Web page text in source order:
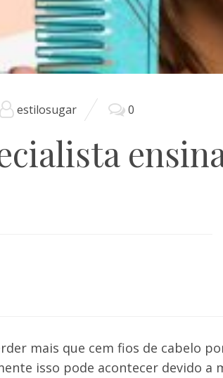
estilosugar 0
mais que cem fios de cabelo
isso pode acontecer devido a